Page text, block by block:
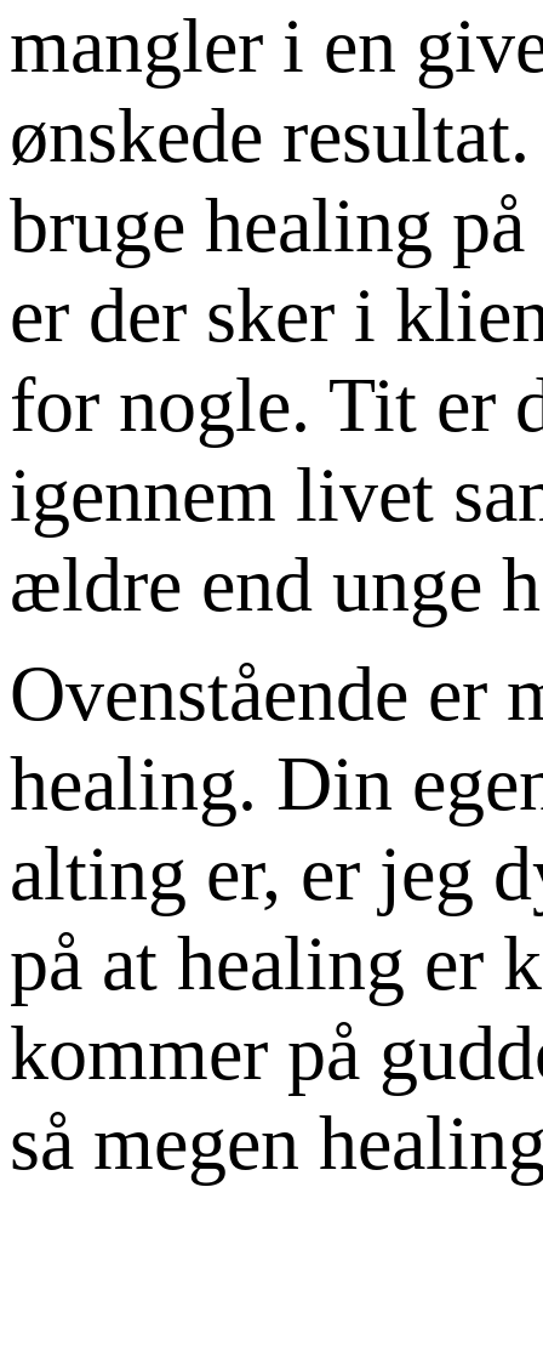
mangler i en
ønskede
bruge healing
er der sker i
for nogle. Tit er
igennem livet
ældre end unge
Ovenstående er
healing. Din
alting er, er jeg
på at healing er
kommer på
så megen